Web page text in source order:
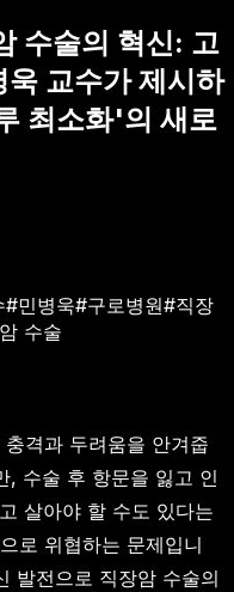
수술의 혁신: 고
교수가 제시하
최소화'의 새로
#민병욱#구로병원#직장
수술
격과 두려움을 안겨줍
, 수술 후 항문을 잃고 인
살아야 할 수도 있다는
로 위협하는 문제입니
발전으로 직장암 수술의